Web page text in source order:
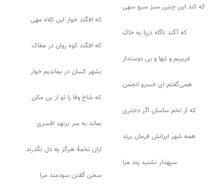
که کند این چنین سبز سرو سهی
که افگند خوار این کلاه مهی
که آگند ناگاه دریا به خاک
که افگند کوه روان در مغاک
غریبیم و تنها و بی دوستدار
بشهر کسان در بماندیم خوار
همی‌گفتم ای خسرو انجمن
که شاخ وفا را تو از بن مکن
که از تخم ساسان اگر دختری
بماند به سر برنهد افسری
همه شهر ایرانش فرمان برند
ازان تخمهٔ هرگز به دل نگذرند
سپهدار نشنید پند مرا
سخن گفتن سودمند مرا